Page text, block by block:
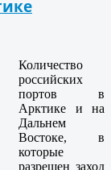
Количество
российских
портов в
Арктике и на
Дальнем
Востоке, в
которые
разрешен заход